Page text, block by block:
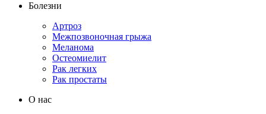
Болезни
Артроз
Межпозвоночная грыжа
Меланома
Остеомиелит
Рак легких
Рак простаты
О нас